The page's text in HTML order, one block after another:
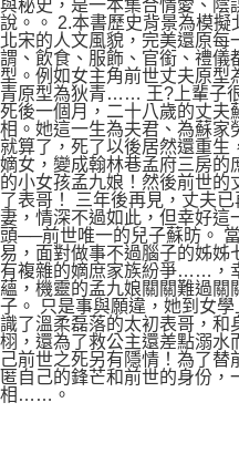
與秘史，是一本集合情愛、陰
說。。 2.本書歷史背景為模
北宋的人文風貌，完美還原
謂、飲食、服飾、官銜、禮儀
型。例如女主角前世丈夫原型
青原型為狄青…… 王?上輩子
死後一個月，二十八歲的丈夫
相。她這一生為夫君、為蘇家
就算了，死了以後居然還重生
嫡女，變成翰林巷孟府三房
的小女孩孟九娘！然後前世
了表哥！ 三年後再見，丈夫
妻，情深不過如此，但幸好這
頭──前世唯一的兒子蘇昉。
易，面對做事不過腦子的姊姊
有複雜的嫡庶家族紛爭……，
蘊，機靈的孟九娘關關難過關
子。 只是事與願違，她到女
識了溫柔磊落的太初表哥，和
栩，還為了救公主還差點溺
己前世之死另有隱情！為了
匿自己的鋒芒和前世的身份
相……。